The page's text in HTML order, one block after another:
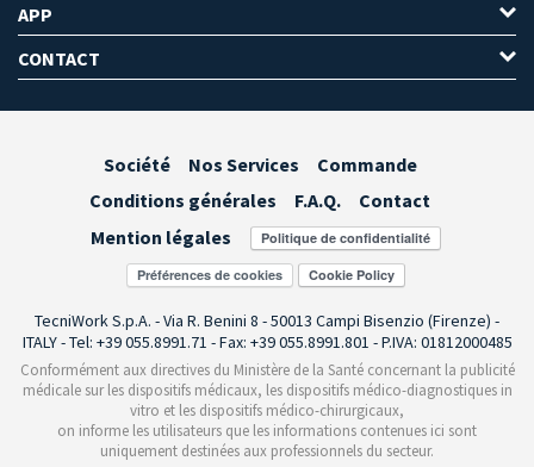
APP
CONTACT
Société Nos Services
Commande
Conditions générales
F.A.Q.
Contact
Mention légales
Préférences de cookies
TecniWork S.p.A. - Via R. Benini 8 - 50013 Campi Bisenzio (Firenze) -
ITALY - Tel: +39 055.8991.71 - Fax: +39 055.8991.801 - P.IVA: 01812000485
Conformément aux directives du Ministère de la Santé concernant la publicité
médicale sur les dispositifs médicaux, les dispositifs médico-diagnostiques in
vitro et les dispositifs médico-chirurgicaux,
on informe les utilisateurs que les informations contenues ici sont
uniquement destinées aux professionnels du secteur.